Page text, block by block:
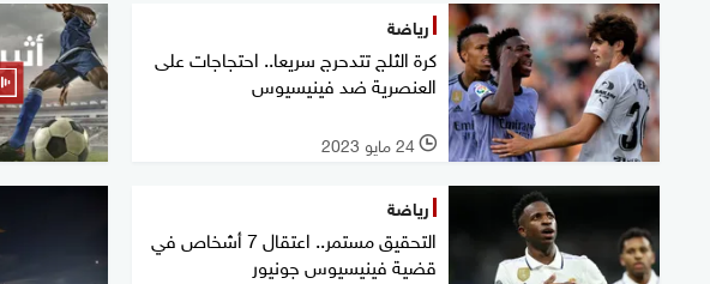
رياضة
كرة الثلج تتدحرج سريعا.. احتجاجات على
العنصرية ضد فينيسيوس
l 24 مايو 2023
رياضة
التحقيق مستمر.. اعتقال 7 أشخاص في
قضية فينيسيوس جونيور